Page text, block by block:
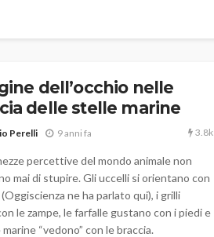
dell’occhio nelle
delle stelle marine
Perelli 9 anni fa 3.8k
percettive del mondo animale non
mai di stupire. Gli uccelli si orientano con
ne ha parlato qui), i grilli
le zampe, le farfalle gustano con i piedi e
“vedono” con le braccia.